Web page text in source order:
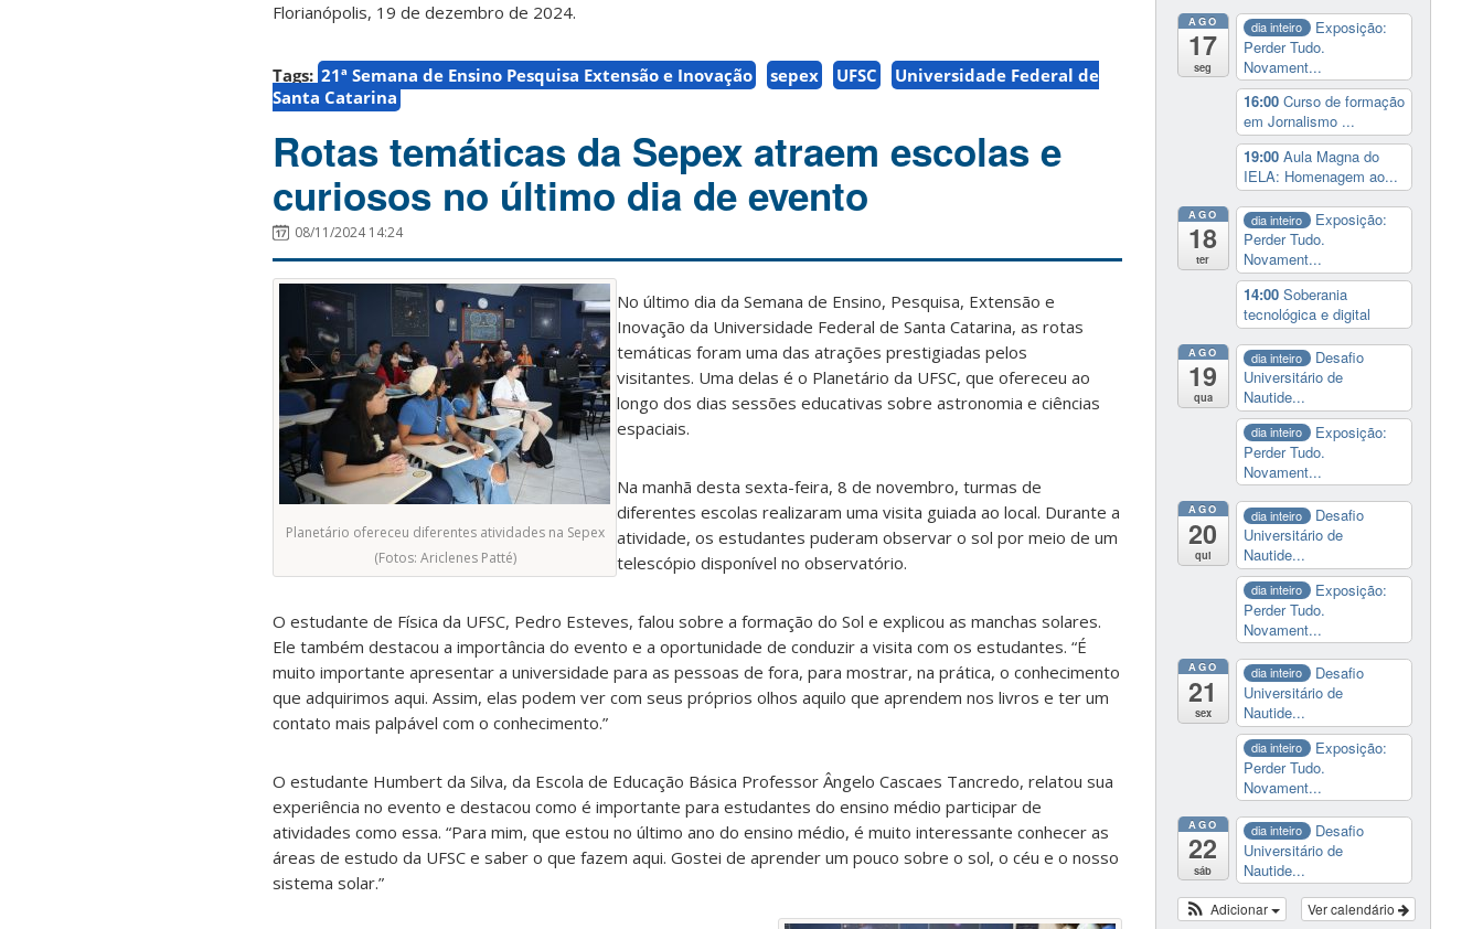
Florianópolis, 19 de dezembro de 2024.
Tags: 21ª Semana de Ensino Pesquisa Extensão e Inovação sepex UFSC
Universidade Federal de
Santa Catarina
Rotas temáticas da Sepex atraem escolas e
curiosos no último dia de evento
08/11/2024 14:24
Planetário ofereceu diferentes atividades na Sepex
(Fotos: Ariclenes Patté)
No último dia da Semana de Ensino, Pesquisa, Extensão e
Inovação da Universidade Federal de Santa Catarina, as rotas
temáticas foram uma das atrações prestigiadas pelos
visitantes. Uma delas é o Planetário da UFSC, que ofereceu ao
longo dos dias sessões educativas sobre astronomia e ciências
espaciais.
Na manhã desta sexta-feira, 8 de novembro, turmas de
diferentes escolas realizaram uma visita guiada ao local. Durante a
atividade, os estudantes puderam observar o sol por meio de um
telescópio disponível no observatório.
O estudante de Física da UFSC, Pedro Esteves, falou sobre a formação do Sol e explicou as manchas solares.
Ele também destacou a importância do evento e a oportunidade de conduzir a visita com os estudantes. “É
muito importante apresentar a universidade para as pessoas de fora, para mostrar, na prática, o conhecimento
que adquirimos aqui. Assim, elas podem ver com seus próprios olhos aquilo que aprendem nos livros e ter um
contato mais palpável com o conhecimento.”
O estudante Humbert da Silva, da Escola de Educação Básica Professor Ângelo Cascaes Tancredo, relatou sua
experiência no evento e destacou como é importante para estudantes do ensino médio participar de
atividades como essa. “Para mim, que estou no último ano do ensino médio, é muito interessante conhecer as
áreas de estudo da UFSC e saber o que fazem aqui. Gostei de aprender um pouco sobre o sol, o céu e o nosso
sistema solar.”
AGO
17
seg
dia inteiro
Exposição:
Perder Tudo.
Novament...
16:00 Curso de formação
em Jornalismo ...
19:00 Aula Magna do
IELA: Homenagem ao...
AGO
18
ter
dia inteiro
Exposição:
Perder Tudo.
Novament...
14:00 Soberania
tecnológica e digital
AGO
19
qua
dia inteiro
Desafio
Universitário de
Nautide...
dia inteiro
Exposição:
Perder Tudo.
Novament...
AGO
20
qui
dia inteiro
Desafio
Universitário de
Nautide...
dia inteiro
Exposição:
Perder Tudo.
Novament...
AGO
21
sex
dia inteiro
Desafio
Universitário de
Nautide...
dia inteiro
Exposição:
Perder Tudo.
Novament...
AGO
22
sáb
dia inteiro
Desafio
Universitário de
Nautide...
Ver calendário
Adicionar